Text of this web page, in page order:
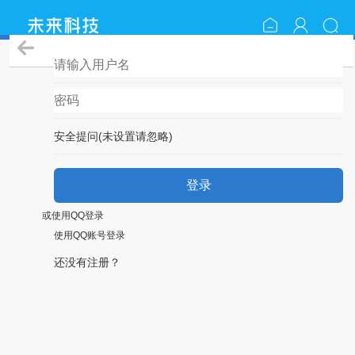
安全提问(未设置请忽略)
登录
或使用QQ登录
使用QQ账号登录
还没有注册？